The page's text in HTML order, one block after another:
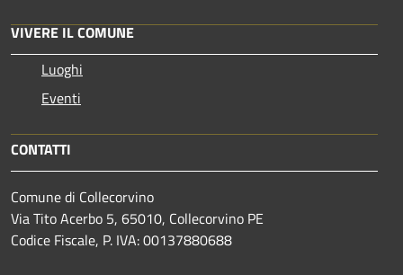
VIVERE IL COMUNE
Luoghi
Eventi
CONTATTI
Comune di Collecorvino
Via Tito Acerbo 5, 65010, Collecorvino PE
Codice Fiscale, P. IVA: 00137880688